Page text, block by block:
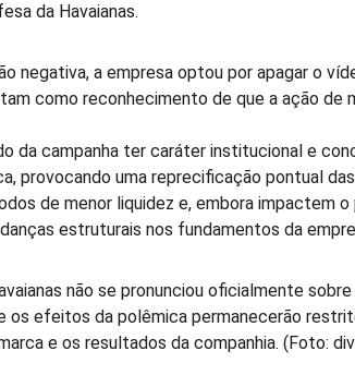
da Havaianas.
negativa, a empresa optou por apagar o
como reconhecimento de que a ação de
da campanha ter caráter institucional e
provocando uma reprecificação pontual
de menor liquidez e, embora impactem
estruturais nos fundamentos da
não se pronunciou oficialmente
os efeitos da polêmica permanecerão
e os resultados da companhia. (Foto: